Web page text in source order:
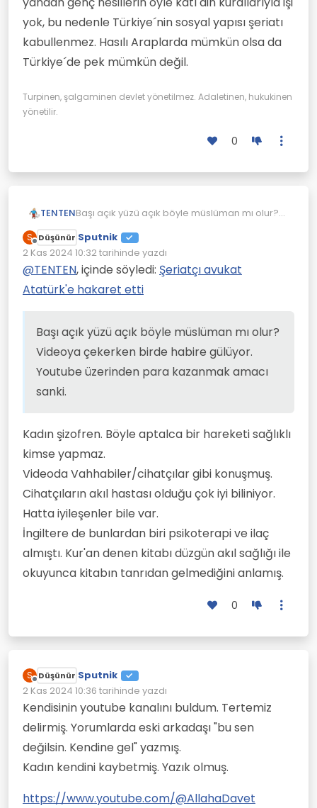
yok, bu nedenle Türkiye´nin sosyal yapısı şeriatı
kabullenmez. Hasılı Araplarda mümkün olsa da
Türkiye´de pek mümkün değil.
Turpinen, şalgaminen devlet yönetilmez. Adaletinen, hukukinen
yönetilir.
0
TENTENBaşı açık yüzü açık böyle müslüman mı olur?
Youtube üzerinden para kazanmak amacı
sanki.
S
Çevrimdışı
Düşünür Sputnik
2 Kas 2024 10:32tarihinde yazdı
Son düzenleyen:
@TENTEN, içinde söyledi: Şeriatçı avukat
Atatürk'e hakaret etti
Başı açık yüzü açık böyle müslüman mı olur?
Videoya çekerken birde habire gülüyor.
Youtube üzerinden para kazanmak amacı
sanki.
Kadın şizofren. Böyle aptalca bir hareketi sağlıklı
kimse yapmaz.
Videoda Vahhabiler/cihatçılar gibi konuşmuş.
Cihatçıların akıl hastası olduğu çok iyi biliniyor.
Hatta iyileşenler bile var.
İngiltere de bunlardan biri psikoterapi ve ilaç
almıştı. Kur'an denen kitabı düzgün akıl sağlığı ile
okuyunca kitabın tanrıdan gelmediğini anlamış.
0
S
Çevrimdışı
Düşünür Sputnik
2 Kas 2024 10:36 tarihinde yazdı
Son düzenleyen:
Kendisinin youtube kanalını buldum. Tertemiz
delirmiş. Yorumlarda eski arkadaşı "bu sen
değilsin. Kendine gel" yazmış.
Kadın kendini kaybetmiş. Yazık olmuş.
https://www.youtube.com/@AllahaDavet